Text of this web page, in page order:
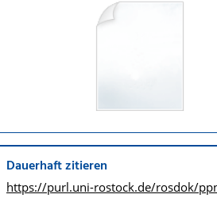
Dauerhaft zitieren
https://purl.uni-rostock.de/rosdok/